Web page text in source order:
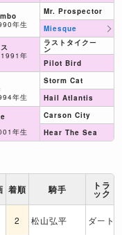
年生
年
年生
年生
Mr. Prospector
Miesque
ラストタイクー
ン
Pilot Bird
Storm Cat
Hail Atlantis
Carson City
Hear The Sea
着順 騎手 トラ
ック
2 松山弘平 ダート